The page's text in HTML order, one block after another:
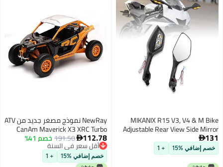
MIKANIX R15 V3, V4 & M Bike
Adjustable Rear View Side Mirror
with Turn Signal Led Indicator for
All Fairing Bike
131
خصم إضافي %15 + 1
NewRay نموذج مصغر جديد من ATV
CanAm Maverick X3 XRC Turbo
New Ray
112.78
191.50خصم 41%
أقل سعر في السنة
أقل سعر في السنة
خصم إضافي %15 + 1